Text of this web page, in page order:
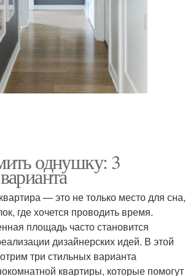
однушку: 3
— это не только место для сна,
где хочется проводить время.
площадь часто становится
дизайнерских идей. В этой
три стильных варианта
квартиры, которые помогут